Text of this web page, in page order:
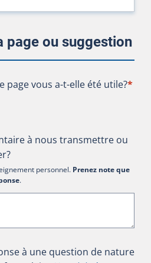
page ou suggestion
page vous a-t-elle été utile?
page vous a-t-elle été utile?*
à nous transmettre ou
personnel. Prenez note que
.
à une question de nature